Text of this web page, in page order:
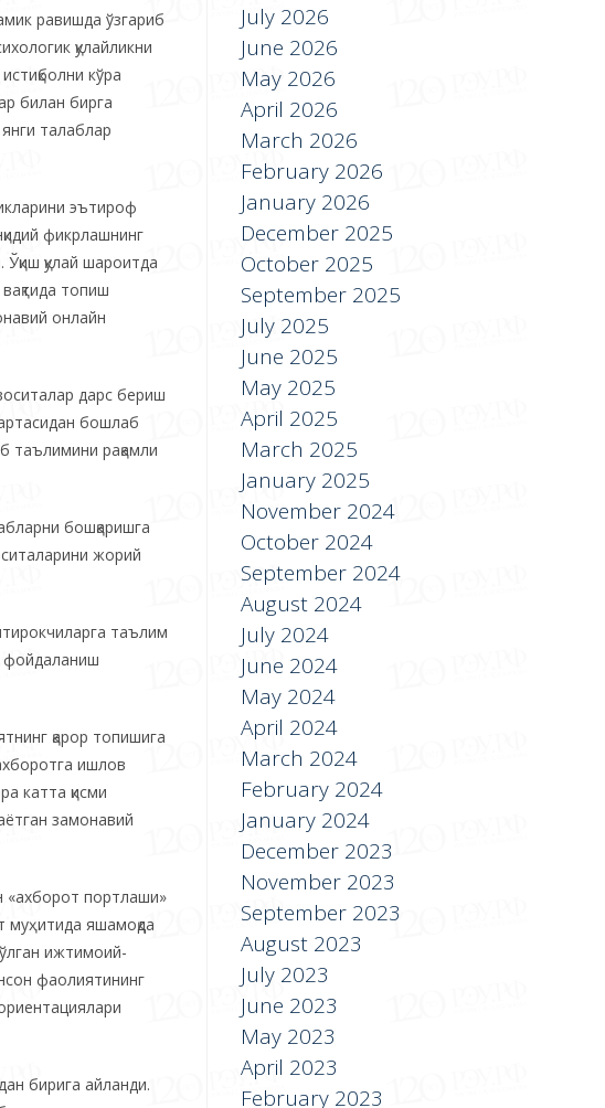
равишда ўзгариб
қулайликни
кўра
билан бирга
талаблар
эътироф
фикрлашнинг
қулай шароитда
топиш
онлайн
дарс бериш
бошлаб
таълимини рақамли
бошқаришга
жорий
таълим
фойдаланиш
қарор топишига
ишлов
катта қисми
замонавий
«ахборот портлаши»
муҳитида яшамоқда
ижтимоий-
фаолиятининг
бирига айланди.
July 2026
June 2026
May 2026
April 2026
March 2026
February 2026
January 2026
December 2025
October 2025
September 2025
July 2025
June 2025
May 2025
April 2025
March 2025
January 2025
November 2024
October 2024
September 2024
August 2024
July 2024
June 2024
May 2024
April 2024
March 2024
February 2024
January 2024
December 2023
November 2023
September 2023
August 2023
July 2023
June 2023
May 2023
April 2023
February 2023